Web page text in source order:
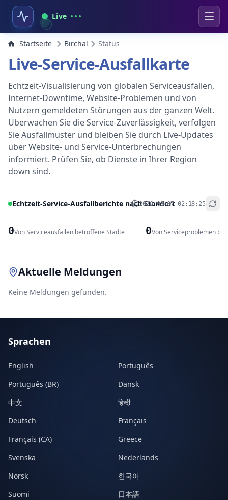
Live
Startseite Birchal Status
Live-Service-Ausfallkarte
Echtzeit-Visualisierung von globalen Serviceausfällen,
Internet-Downtime, Website-Problemen und von
Nutzern gemeldeten Störungen aus der ganzen Welt.
Überwachen Sie die Service-Zuverlässigkeit, verfolgen
Sie Ausfallmuster und bleiben Sie durch Live-Updates
über Website- und Service-Unterbrechungen
informiert. Prüfen Sie, ob Dienste in Ihrer Region
down sind.
Echtzeit-Service-Ausfallberichte nach Standort
2026-08-07 02:18:25
0Von Serviceausfällen betroffene Städte 0Von Serviceproblemen
+
Aktuelle Meldungen
Keine Meldungen gefunden.
Sprachen
English
Português
Português (BR)
Dansk
中文
हिन्दी
Deutsch
Français
Français (CA)
Greece
Svenska
Nederlands
Norsk
한국어
Suomi
日本語